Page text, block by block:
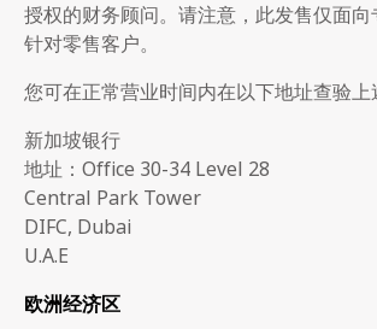
授权的财务顾问。请注意，此发售仅面
针对零售客户。
您可在正常营业时间内在以下地址查验上
新加坡银行
地址：Office 30-34 Level 28
Central Park Tower
DIFC, Dubai
U.A.E
欧洲经济区